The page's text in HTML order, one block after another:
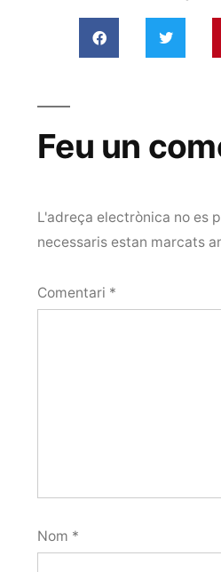
Feu un
L'adreça electrònica no es
necessaris estan marcats
Comentari *
Nom *